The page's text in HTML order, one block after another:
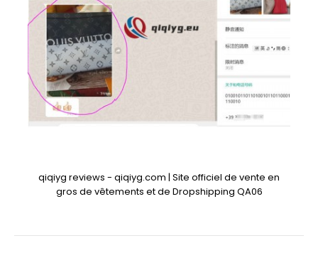
qiqiyg reviews - qiqiyg.com | Site officiel de vente en
gros de vêtements et de Dropshipping QA06